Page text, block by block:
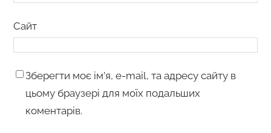
Сайт
Зберегти моє ім’я, e-mail, та адресу сайту в
цьому браузері для моїх подальших
коментарів.